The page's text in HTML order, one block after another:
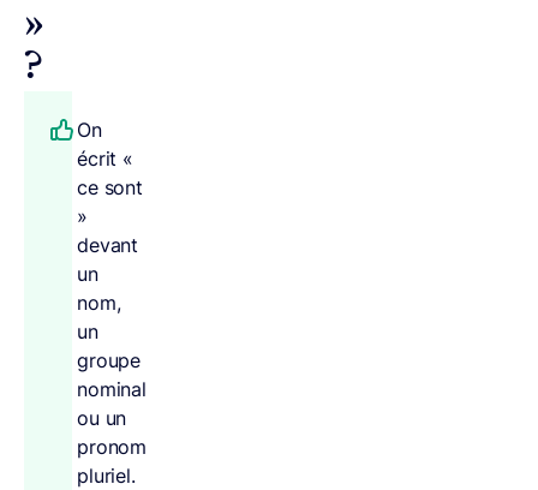
»
?
On
écrit «
ce sont
»
devant
un
nom,
un
groupe
nominal
ou un
pronom
pluriel.